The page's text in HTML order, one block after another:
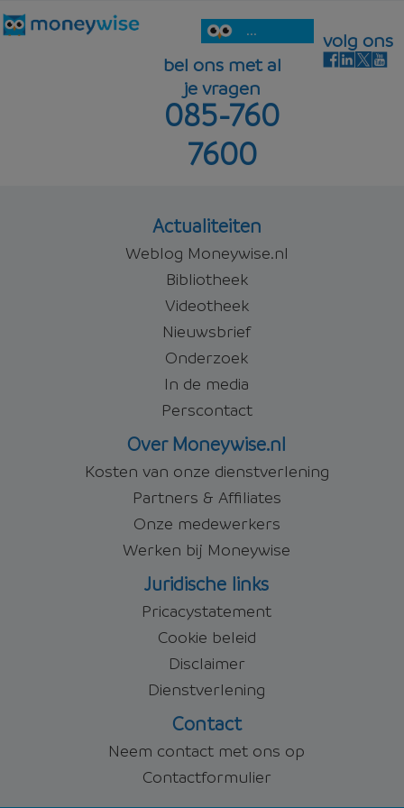
...
bel ons met al
je vragen
085-760
7600
volg ons
Actualiteiten
Weblog Moneywise.nl
Bibliotheek
Videotheek
Nieuwsbrief
Onderzoek
In de media
Perscontact
Over Moneywise.nl
Kosten van onze dienstverlening
Partners & Affiliates
Onze medewerkers
Werken bij Moneywise
Juridische links
Pricacystatement
Cookie beleid
Disclaimer
Dienstverlening
Contact
Neem contact met ons op
Contactformulier